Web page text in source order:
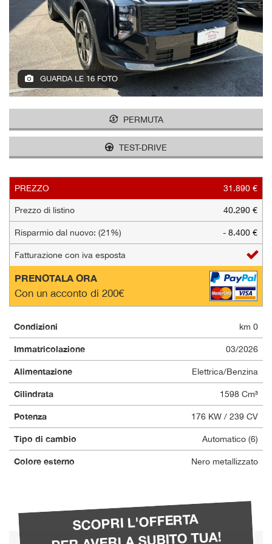
AZIENDA
NEWS
AREA COMMERCIANTI
GUARDA LE 16 FOTO
PERMUTA
TEST-DRIVE
PREZZO 31.890 €
Prezzo di listino 40.290 €
Risparmio dal nuovo: (21%) - 8.400 €
Fatturazione con iva esposta
PRENOTALA ORA
Con un acconto di 200€
Condizioni km 0
Immatricolazione 03/2026
Alimentazione Elettrica/Benzina
Cilindrata 1598 Cm³
Potenza 176 KW / 239 CV
Tipo di cambio Automatico (6)
Colore esterno Nero metallizzato
SCOPRI L'OFFERTA
tracciamento
che
adottiamo
per
offrire
le
funzionalità
e
di
ottenere
maggiori
informazioni
sull'utilità
e
sul
funzionamento
questi
strumenti
di
si
rimanda
cookie
policy.
Puoi
rivedere
e
modificare
le
tue
scelte